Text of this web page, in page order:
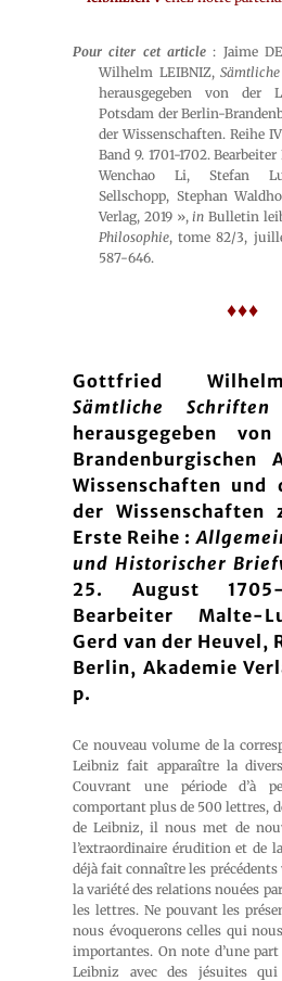
Pour citer cet article : Jaime
Wilhelm LEIBNIZ,
herausgegeben von der
Potsdam der Berlin-
der Wissenschaften. Reihe
Band 9. 1701-1702.
Wenchao Li, Stefan
Sellschopp, Stephan
Verlag, 2019 »,in Bulletin
Philosophie, tome 82/3,
587-646.
♦♦♦
Gottfried
Sämtliche
herausgegeben
Brandenburgischen
Wissenschaften und
der Wissenschaften
Erste Reihe :
und Historischer
25. August
Bearbeiter Malte-
Gerd van der Heuvel,
Berlin, Akademie
p.
Ce nouveau volume de la
Leibniz fait apparaître la
Couvrant une période d’à
comportant plus de 500 lettres,
de Leibniz, il nous met de
l’extraordinaire érudition et de
déjà fait connaître les
la variété des relations nouées
les lettres. Ne pouvant les
nous évoquerons celles qui
importantes. On note d’une
Leibniz avec des jésuites